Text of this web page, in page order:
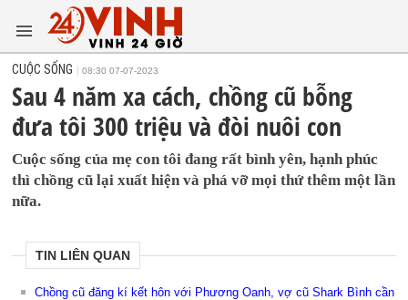
CUỘC SỐNG 08:30 07-07-2023
Sau 4 năm xa cách, chồng cũ bỗng
đưa tôi 300 triệu và đòi nuôi con
Cuộc sống của mẹ con tôi đang rất bình yên, hạnh phúc
thì chồng cũ lại xuất hiện và phá vỡ mọi thứ thêm một lần
nữa.
TIN LIÊN QUAN
Chồng cũ đăng kí kết hôn với Phương Oanh, vợ cũ Shark Bình cần